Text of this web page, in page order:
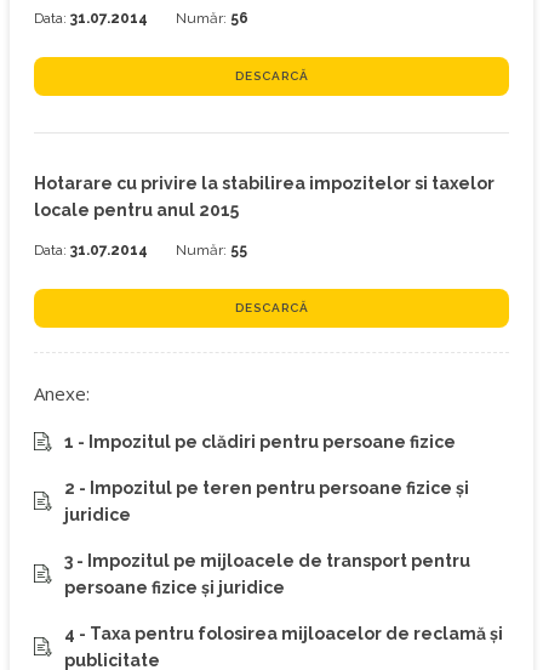
Data: 31.07.2014 Număr: 56
DESCARCĂ
Hotarare cu privire la stabilirea impozitelor si taxelor
locale pentru anul 2015
Data: 31.07.2014 Număr: 55
DESCARCĂ
Anexe:
1 - Impozitul pe clădiri pentru persoane fizice
2 - Impozitul pe teren pentru persoane fizice şi
juridice
3 - Impozitul pe mijloacele de transport pentru
persoane fizice şi juridice
4 - Taxa pentru folosirea mijloacelor de reclamă şi
publicitate